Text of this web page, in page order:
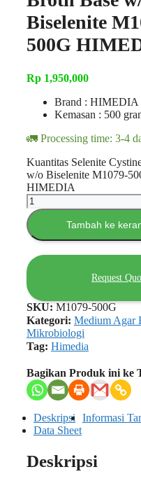
Biselenite
500G
Rp 1,950,000
Brand : HIMEDIA
Kemasan : 500
🚛 Processing time: 3-4
Kuantitas Selenite
w/o Biselenite M1079-
HIMEDIA
Tambah ke
Request
SKU: M1079-500G
Kategori: Medium Agar
Mikrobiologi
Tag: Himedia
Bagikan Produk ini ke
Deskripsi Informasi
Data Sheet
Deskripsi